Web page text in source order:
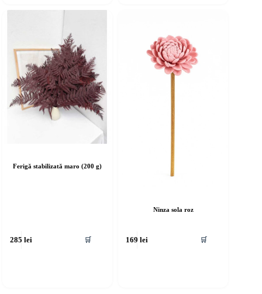
Ferigă stabilizată maro (200 g)
285lei 🛒
Ninza sola roz
169lei 🛒